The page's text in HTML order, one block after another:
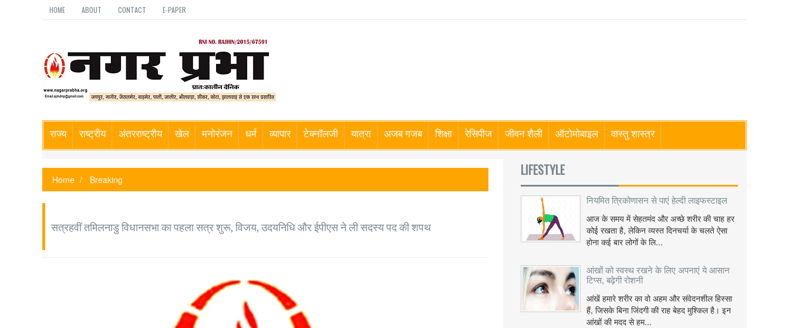
HOME ABOUT CONTACT E-PAPER
राज्य राष्ट्रीय अंतरराष्ट्रीय खेल मनोरंजन धर्म व्यापार टेक्नॉलजी यात्रा अजब गजब शिक्षा रेसिपीज जीवन शैली ऑटोमोबाइल वास्तु शास्त्र
Home Breaking
सत्रहवीं तमिलनाडु विधानसभा का पहला सत्र शुरू, विजय, उदयनिधि और ईपीएस ने ली सदस्य पद की शपथ
LIFESTYLE
नियमित त्रिकोणासन से पाएं हेल्दी लाइफस्टाइल
आज के समय में सेहतमंद और अच्छे शरीर की चाह हर
कोई रखता है, लेकिन व्यस्त दिनचर्या के चलते ऐसा
होना कई बार लोगों के लि...
आंखों को स्वस्थ रखने के लिए अपनाएं ये आसान
टिप्स, बढ़ेगी रोशनी
आंखें हमारे शरीर का वो अहम और संवेदनशील हिस्सा
हैं, जिसके बिना जिंदगी की राह बेहद मुश्किल है। इन
आंखों की मदद से हम...